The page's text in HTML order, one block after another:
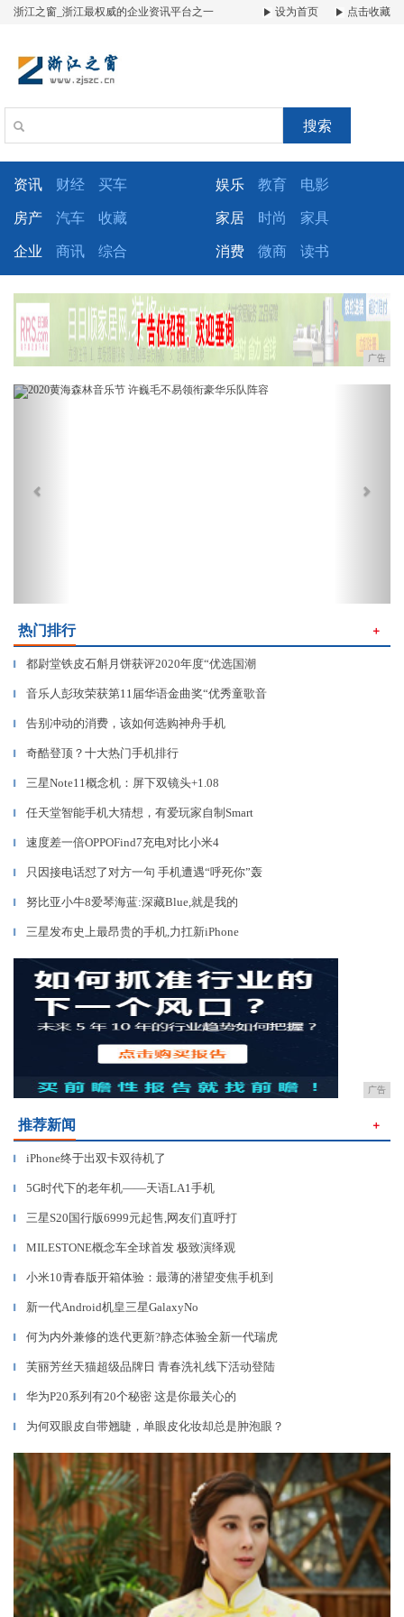
浙江之窗_浙江最权威的企业资讯平台之一 设为首页 点击收藏
搜索
资讯 财经 买车 娱乐 教育 电影
房产 汽车 收藏 家居 时尚 家具
企业 商讯 综合 消费 微商 读书
广告
Previous
热门排行 ＋
▎ 都尉堂铁皮石斛月饼获评2020年度“优选国潮
▎ 音乐人彭玫荣获第11届华语金曲奖“优秀童歌音
▎ 告别冲动的消费，该如何选购神舟手机
▎ 奇酷登顶？十大热门手机排行
▎ 三星Note11概念机：屏下双镜头+1.08
▎ 任天堂智能手机大猜想，有爱玩家自制Smart
▎ 速度差一倍OPPOFind7充电对比小米4
▎ 只因接电话怼了对方一句 手机遭遇“呼死你”轰
▎ 努比亚小牛8爱琴海蓝:深藏Blue,就是我的
▎ 三星发布史上最昂贵的手机,力扛新iPhone
广告
推荐新闻 ＋
▎ iPhone终于出双卡双待机了
▎ 5G时代下的老年机——天语LA1手机
▎ 三星S20国行版6999元起售,网友们直呼打
▎ MILESTONE概念车全球首发 极致演绎观
▎ 小米10青春版开箱体验：最薄的潜望变焦手机到
▎ 新一代Android机皇三星GalaxyNo
▎ 何为内外兼修的迭代更新?静态体验全新一代瑞虎
▎ 芙丽芳丝天猫超级品牌日 青春洗礼线下活动登陆
▎ 华为P20系列有20个秘密 这是你最关心的
▎ 为何双眼皮自带翘睫，单眼皮化妆却总是肿泡眼？